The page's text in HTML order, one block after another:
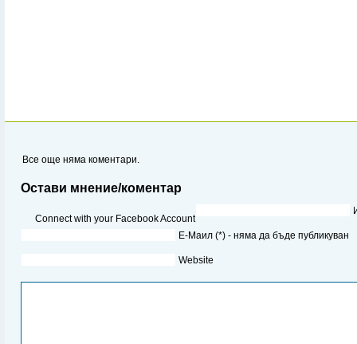
Все още няма коментари.
Остави мнение/коментар
Connect with your Facebook Account
Е-Маил (*) - няма да бъде публикуван
Website